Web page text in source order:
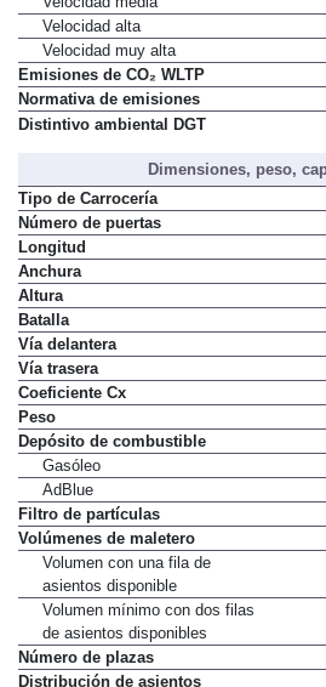
Velocidad media
Velocidad alta
Velocidad muy alta
Emisiones de CO₂ WLTP
Normativa de emisiones
Dimensiones, peso,
Tipo de Carrocería
Número de puertas
Longitud
Anchura
Altura
Batalla
Vía delantera
Vía trasera
Coeficiente Cx
Peso
Depósito de combustible
Gasóleo
AdBlue
Filtro de partículas
Volúmenes de maletero
Volumen con una fila de
asientos disponible
Volumen mínimo con dos filas
de asientos disponibles
Número de plazas